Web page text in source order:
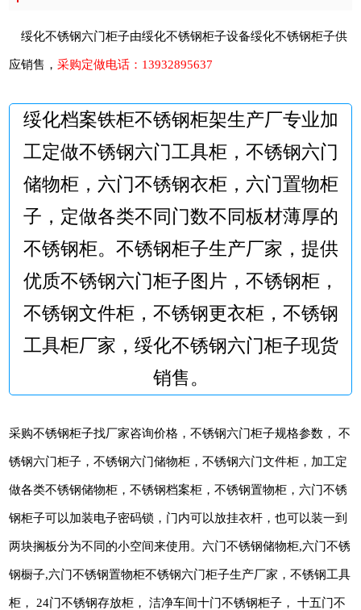
绥化不锈钢六门柜子由绥化不锈钢柜子设备绥化不锈钢柜子供
应销售， 采购定做电话： 13932895637
绥化档案铁柜不锈钢柜架生产厂专业加
工定做不锈钢六门工具柜，不锈钢六门
储物柜，六门不锈钢衣柜，六门置物柜
子，定做各类不同门数不同板材薄厚的
不锈钢柜。不锈钢柜子生产厂家，提供
优质不锈钢六门柜子图片，不锈钢柜，
不锈钢文件柜，不锈钢更衣柜，不锈钢
工具柜厂家，绥化不锈钢六门柜子现货
销售。
采购不锈钢柜子找厂家咨询价格，不锈钢六门柜子规格参数， 不
锈钢六门柜子，不锈钢六门储物柜，不锈钢六门文件柜，加工定
做各类不锈钢储物柜，不锈钢档案柜，不锈钢置物柜，六门不锈
钢柜子可以加装电子密码锁，门内可以放挂衣杆，也可以装一到
两块搁板分为不同的小空间来使用。六门不锈钢储物柜,六门不锈
钢橱子,六门不锈钢置物柜不锈钢六门柜子生产厂家，不锈钢工具
柜， 24门不锈钢存放柜， 洁净车间十门不锈钢柜子， 十五门不